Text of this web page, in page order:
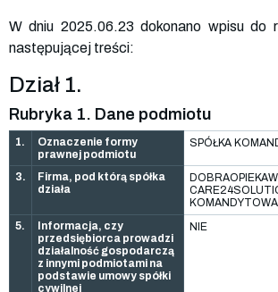
W dniu 2025.06.23 dokonano wpisu do
następującej treści:
Dział 1.
Rubryka 1. Dane podmiotu
1.
Oznaczenie formy
prawnej podmiotu
SPÓŁKA
3.
Firma, pod którą spółka
działa
KOMANDYTOWA
5.
Informacja, czy
przedsiębiorca prowadzi
działalność gospodarczą
z innymi podmiotami na
podstawie umowy spółki
cywilnej
NIE